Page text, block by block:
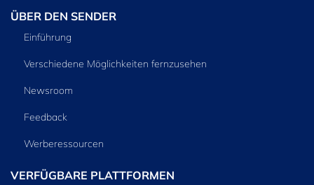
ÜBER DEN SENDER
Einführung
Verschiedene Möglichkeiten fernzusehen
Newsroom
Feedback
Werberessourcen
VERFÜGBARE PLATTFORMEN